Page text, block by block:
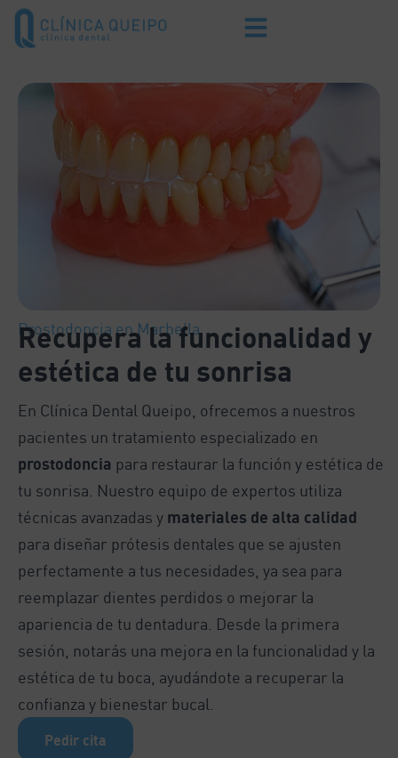
Prostodoncia en Marbella
Recupera la funcionalidad y
estética de tu sonrisa
En Clínica Dental Queipo, ofrecemos a nuestros
pacientes un tratamiento especializado en
prostodoncia para restaurar la función y estética de
tu sonrisa. Nuestro equipo de expertos utiliza
técnicas avanzadas y materiales de alta calidad
para diseñar prótesis dentales que se ajusten
perfectamente a tus necesidades, ya sea para
reemplazar dientes perdidos o mejorar la
apariencia de tu dentadura. Desde la primera
sesión, notarás una mejora en la funcionalidad y la
estética de tu boca, ayudándote a recuperar la
confianza y bienestar bucal.
Pedir cita